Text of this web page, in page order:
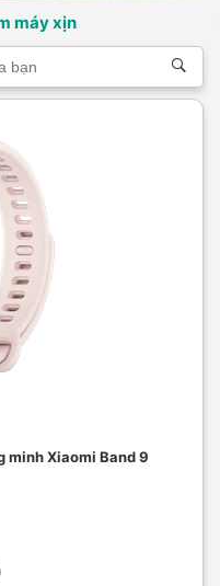
máy xịn
minh Xiaomi Band 9